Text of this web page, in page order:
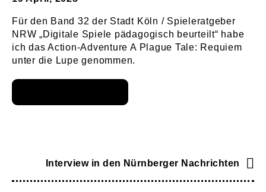
Für den Band 32 der Stadt Köln / Spieleratgeber
NRW „Digitale Spiele pädagogisch beurteilt“ habe
ich das Action-Adventure A Plague Tale: Requiem
unter die Lupe genommen.
Interview in den Nürnberger Nachrichten